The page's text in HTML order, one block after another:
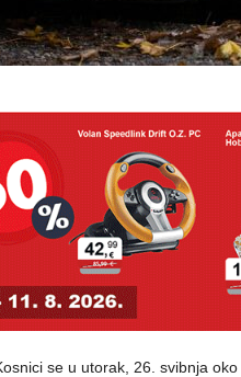
se u utorak, 26. svibnja